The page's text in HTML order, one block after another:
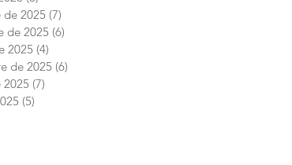
2025 (7)
de 2025 (6)
2025 (4)
de 2025 (6)
(7)
(5)